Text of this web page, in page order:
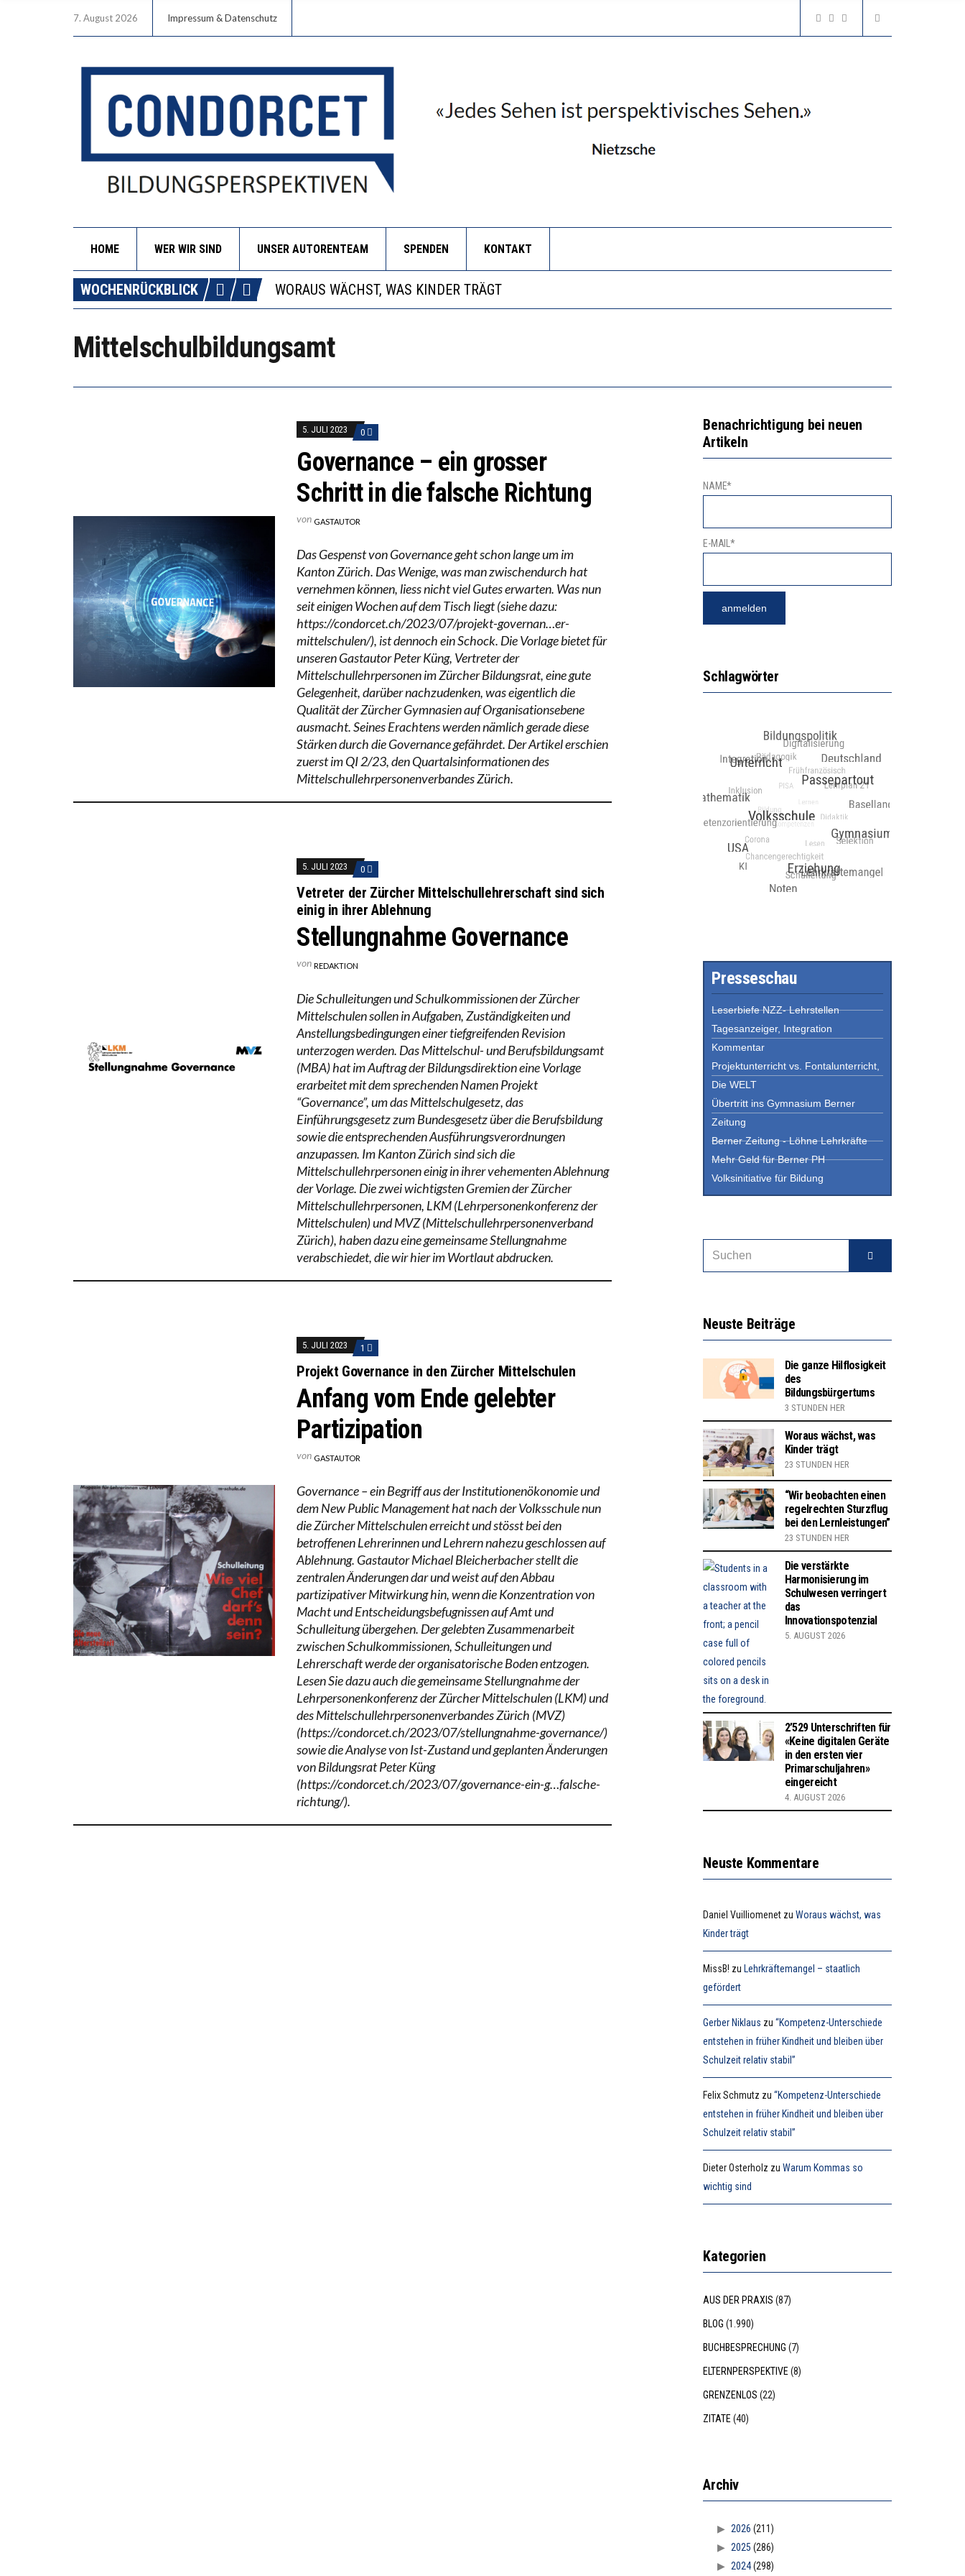
7. August 2026 Impressum & Datenschutz
HOME WER WIR SIND UNSER AUTORENTEAM SPENDEN KONTAKT
WOCHENRÜCKBLICK
DIE GANZE HILFLOSIGKEIT DES BILDUNGSBÜRGERTUMS
WORAUS WÄCHST, WAS KINDER TRÄGT
“WIR BEOBACHTEN EINEN REGELRECHTEN STURZFLUG BEI DEN LERNLEISTUNGEN”
DIE GANZE HILFLOSIGKEIT DES BILDUNGSBÜRGERTUMS
Mittelschulbildungsamt
5. JULI 2023 0
Governance – ein grosser
Schritt in die falsche Richtung
von GASTAUTOR
Das Gespenst von Governance geht schon lange um im
Kanton Zürich. Das Wenige, was man zwischendurch hat
vernehmen können, liess nicht viel Gutes erwarten. Was nun
seit einigen Wochen auf dem Tisch liegt (siehe dazu:
https://condorcet.ch/2023/07/projekt-governan…er-
mittelschulen/), ist dennoch ein Schock. Die Vorlage bietet für
unseren Gastautor Peter Küng, Vertreter der
Mittelschullehrpersonen im Zürcher Bildungsrat, eine gute
Gelegenheit, darüber nachzudenken, was eigentlich die
Qualität der Zürcher Gymnasien auf Organisationsebene
ausmacht. Seines Erachtens werden nämlich gerade diese
Stärken durch die Governance gefährdet. Der Artikel erschien
zuerst im QI 2/23, den Quartalsinformationen des
Mittelschullehrpersonenverbandes Zürich.
5. JULI 2023 0
Vetreter der Zürcher Mittelschullehrerschaft sind sich
einig in ihrer Ablehnung
Stellungnahme Governance
von REDAKTION
Die Schulleitungen und Schulkommissionen der Zürcher
Mittelschulen sollen in Aufgaben, Zuständigkeiten und
Anstellungsbedingungen einer tiefgreifenden Revision
unterzogen werden. Das Mittelschul- und Berufsbildungsamt
(MBA) hat im Auftrag der Bildungsdirektion eine Vorlage
erarbeitet mit dem sprechenden Namen Projekt
“Governance”, um das Mittelschulgesetz, das
Einführungsgesetz zum Bundesgesetz über die Berufsbildung
sowie die entsprechenden Ausführungsverordnungen
anzupassen. Im Kanton Zürich sind sich die
Mittelschullehrpersonen einig in ihrer vehementen Ablehnung
der Vorlage. Die zwei wichtigsten Gremien der Zürcher
Mittelschullehrpersonen, LKM (Lehrpersonenkonferenz der
Mittelschulen) und MVZ (Mittelschullehrpersonenverband
Zürich), haben dazu eine gemeinsame Stellungnahme
verabschiedet, die wir hier im Wortlaut abdrucken.
5. JULI 2023 1
Projekt Governance in den Zürcher Mittelschulen
Anfang vom Ende gelebter
Partizipation
von GASTAUTOR
Governance – ein Begriff aus der Institutionenökonomie und
dem New Public Management hat nach der Volksschule nun
die Zürcher Mittelschulen erreicht und stösst bei den
betroffenen Lehrerinnen und Lehrern nahezu geschlossen auf
Ablehnung. Gastautor Michael Bleicherbacher stellt die
zentralen Änderungen dar und weist auf den Abbau
partizipativer Mitwirkung hin, wenn die Konzentration von
Macht und Entscheidungsbefugnissen auf Amt und
Schulleitung übergehen. Der gelebten Zusammenarbeit
zwischen Schulkommissionen, Schulleitungen und
Lehrerschaft werde der organisatorische Boden entzogen.
Lesen Sie dazu auch die gemeinsame Stellungnahme der
Lehrpersonenkonferenz der Zürcher Mittelschulen (LKM) und
des Mittelschullehrpersonenverbandes Zürich (MVZ)
(https://condorcet.ch/2023/07/stellungnahme-governance/)
sowie die Analyse von Ist-Zustand und geplanten Änderungen
von Bildungsrat Peter Küng
(https://condorcet.ch/2023/07/governance-ein-g…falsche-
richtung/).
Benachrichtigung bei neuen
Artikeln
NAME*
E-MAIL*
Schlagwörter
Presseschau
Leserbiefe NZZ- Lehrstellen
Tagesanzeiger, Integration
Kommentar
Projektunterricht vs. Fontalunterricht,
Die WELT
Übertritt ins Gymnasium Berner
Zeitung
Berner Zeitung - Löhne Lehrkräfte
Mehr Geld für Berner PH
Volksinitiative für Bildung
Neuste Beiträge
Die ganze Hilflosigkeit
des
Bildungsbürgertums
3 STUNDEN HER
Woraus wächst, was
Kinder trägt
23 STUNDEN HER
“Wir beobachten einen
regelrechten Sturzflug
bei den Lernleistungen”
23 STUNDEN HER
Die verstärkte
Harmonisierung im
Schulwesen verringert
das
Innovationspotenzial
5. AUGUST 2026
2’529 Unterschriften für
«Keine digitalen Geräte
in den ersten vier
Primarschuljahren»
eingereicht
4. AUGUST 2026
Neuste Kommentare
Daniel Vuilliomenet zuWoraus wächst, was
Kinder trägt
MissB! zu Lehrkräftemangel – staatlich
gefördert
Gerber Niklaus zu“Kompetenz-Unterschiede
entstehen in früher Kindheit und bleiben über
Schulzeit relativ stabil”
Felix Schmutz zu“Kompetenz-Unterschiede
entstehen in früher Kindheit und bleiben über
Schulzeit relativ stabil”
Dieter Osterholz zuWarum Kommas so
wichtig sind
Kategorien
AUS DER PRAXIS (87)
BLOG (1.990)
BUCHBESPRECHUNG (7)
ELTERNPERSPEKTIVE(8)
GRENZENLOS (22)
ZITATE(40)
Archiv
2026 (211)
2025 (286)
2024(298)